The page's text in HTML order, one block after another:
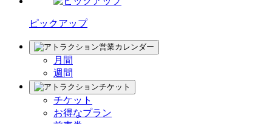
ピックアップ
営業カレンダー
月間
週間
チケット
チケット
お得なプラン